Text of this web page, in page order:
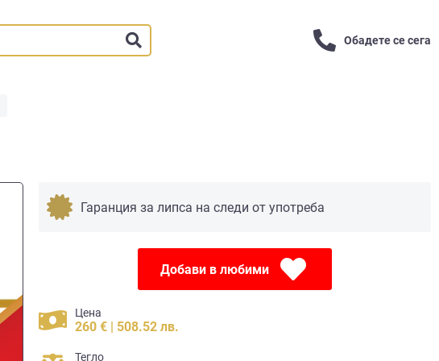
Обадете се сега
Гаранция за липса на следи от употреба
Добави в любими
Цена
260 € | 508.52 лв.
Тегло